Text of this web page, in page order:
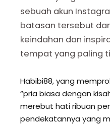
sebuah akun
batasan tersebut
keindahan dan
tempat yang paling
Habibi88, yang
“pria biasa dengan
merebut hati ribuan
pendekatannya yang